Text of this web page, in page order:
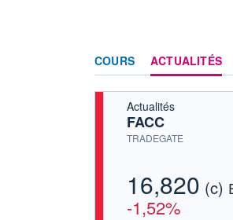
COURS ACTUALITÉS
Actualités
FACC
TRADEGATE
16,820 (c)
-1,52%